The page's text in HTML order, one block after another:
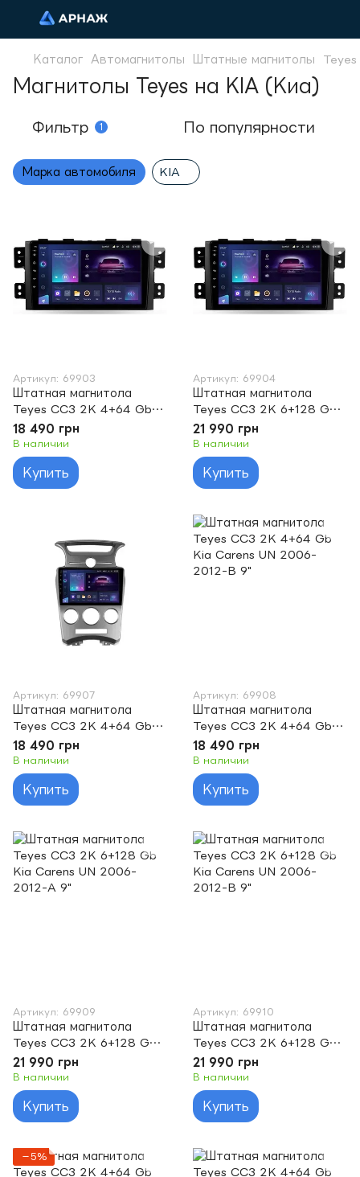
Каталог Автомагнитолы Штатные магнитолы Teyes
Магнитолы Teyes на KIA (Киа)
Фильтр 1 По популярности
Марка автомобиля KIA
Артикул: 69903
Штатная магнитола
Teyes CC3 2K 4+64 Gb
Kia Borrego 2008 - 2011
9"
18 490 грн
В наличии
Купить
Артикул: 69904
Штатная магнитола
Teyes CC3 2K 6+128 Gb
Kia Borrego 2008 - 2011
9"
21 990 грн
В наличии
Купить
Артикул: 69907
Штатная магнитола
Teyes CC3 2K 4+64 Gb
Kia Carens UN 2006-
2012-A 9"
18 490 грн
В наличии
Купить
Артикул: 69908
Штатная магнитола
Teyes CC3 2K 4+64 Gb
Kia Carens UN 2006-
2012-B 9"
18 490 грн
В наличии
Купить
Артикул: 69909
Штатная магнитола
Teyes CC3 2K 6+128 Gb
Kia Carens UN 2006-
2012-A 9"
21 990 грн
В наличии
Купить
Артикул: 69910
Штатная магнитола
Teyes CC3 2K 6+128 Gb
Kia Carens UN 2006-
2012-B 9"
21 990 грн
В наличии
Купить
−5%